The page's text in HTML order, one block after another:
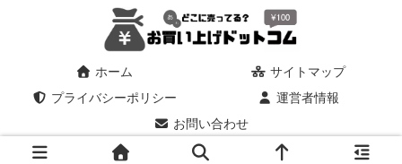
ホーム
サイトマップ
プライバシーポリシー
運営者情報
お問い合わせ
© 2025 お買い上げドットコム｜100均でDIYと代用品の悩みを解決.